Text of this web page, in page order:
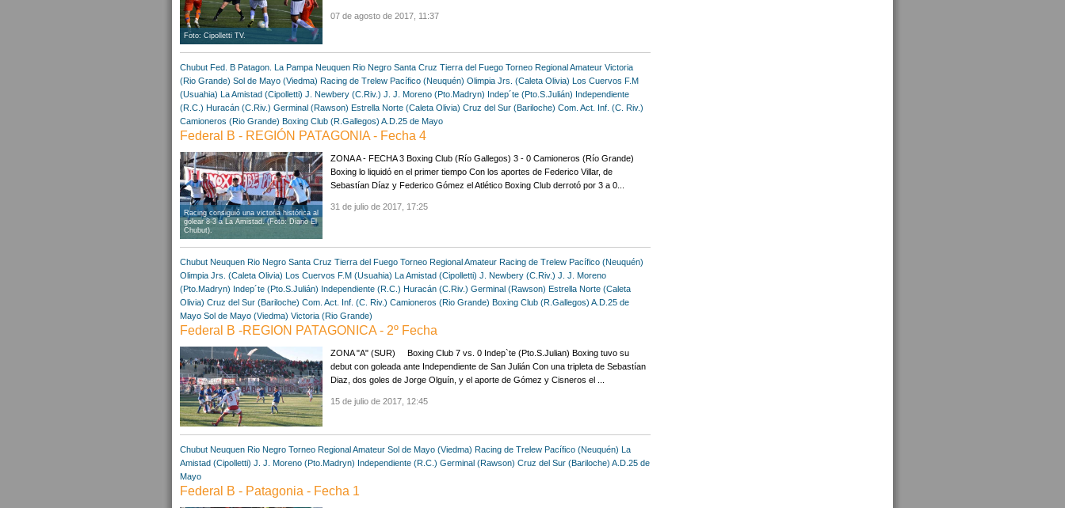
Foto: Cipolletti TV.
07 de agosto de 2017, 11:37
Chubut Fed. B Patagon. La Pampa Neuquen Rio Negro Santa Cruz Tierra del Fuego Torneo Regional Amateur Victoria
(Rio Grande) Sol de Mayo (Viedma) Racing de Trelew Pacífico (Neuquén) Olimpia Jrs. (Caleta Olivia)
Los Cuervos F.M
(Usuahia)
La Amistad (Cipolletti) J. Newbery (C.Riv.) J. J. Moreno (Pto.Madryn) Indep´te (Pto.S.Julián) Independiente
(R.C.) Huracán (C.Riv.) Germinal (Rawson) Estrella Norte (Caleta Olivia) Cruz del Sur (Bariloche) Com. Act. Inf. (C. Riv.)
Camioneros (Rio Grande) Boxing Club (R.Gallegos) A.D.25 de Mayo
Federal B - REGIÓN PATAGONIA - Fecha 4
Racing consiguió una victoria histórica al
golear 8-3 a La Amistad. (Foto: Diario El
Chubut).
ZONA A - FECHA 3 Boxing Club (Río Gallegos) 3 - 0 Camioneros (Río Grande)
Boxing lo liquidó en el primer tiempo Con los aportes de Federico Villar, de
Sebastían Díaz y Federico Gómez el Atlético Boxing Club derrotó por 3 a 0...
31 de julio de 2017, 17:25
Chubut Neuquen Rio Negro Santa Cruz Tierra del Fuego Torneo Regional Amateur Racing de Trelew Pacífico (Neuquén)
Olimpia Jrs. (Caleta Olivia) Los Cuervos F.M (Usuahia) La Amistad (Cipolletti) J. Newbery (C.Riv.) J. J. Moreno
(Pto.Madryn) Indep´te (Pto.S.Julián) Independiente (R.C.) Huracán (C.Riv.) Germinal (Rawson) Estrella Norte (Caleta
Olivia) Cruz del Sur (Bariloche) Com. Act. Inf. (C. Riv.) Camioneros (Rio Grande) Boxing Club (R.Gallegos) A.D.25 de
Mayo Sol de Mayo (Viedma) Victoria (Rio Grande)
Federal B -REGION PATAGONICA - 2º Fecha
ZONA "A" (SUR) Boxing Club 7 vs. 0 Indep`te (Pto.S.Julian) Boxing tuvo su
debut con goleada ante Independiente de San Julián Con una tripleta de Sebastían
Diaz, dos goles de Jorge Olguín, y el aporte de Gómez y Cisneros el ...
15 de julio de 2017, 12:45
Chubut Neuquen Rio Negro Torneo Regional Amateur Sol de Mayo (Viedma) Racing de Trelew Pacífico (Neuquén) La
Amistad (Cipolletti) J. J. Moreno (Pto.Madryn) Independiente (R.C.) Germinal (Rawson) Cruz del Sur (Bariloche) A.D.25 de
Mayo
Federal B - Patagonia - Fecha 1